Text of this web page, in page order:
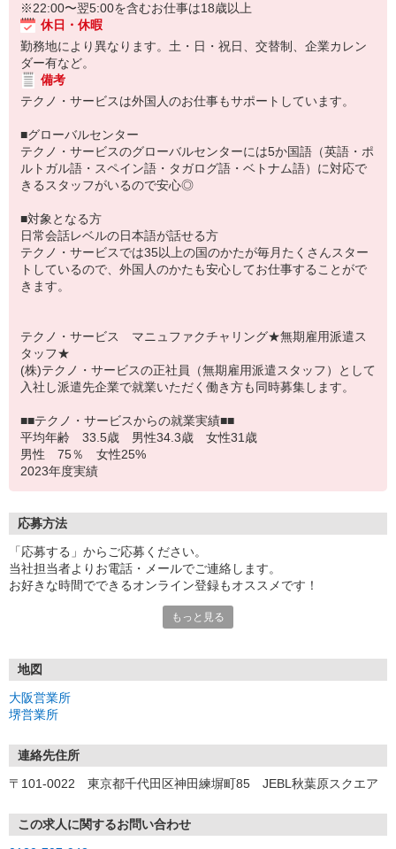
※22:00〜翌5:00を含むお仕事は18歳以上
休日・休暇
勤務地により異なります。土・日・祝日、交替制、企業カレン
ダー有など。
備考
テクノ・サービスは外国人のお仕事もサポートしています。
■グローバルセンター
テクノ・サービスのグローバルセンターには5か国語（英語・ポ
ルトガル語・スペイン語・タガログ語・ベトナム語）に対応で
きるスタッフがいるので安心◎
■対象となる方
日常会話レベルの日本語が話せる方
テクノ・サービスでは35以上の国のかたが毎月たくさんスター
トしているので、外国人のかたも安心してお仕事することがで
きます。
テクノ・サービス マニュファクチャリング★無期雇用派遣ス
タッフ★
(株)テクノ・サービスの正社員（無期雇用派遣スタッフ）として
入社し派遣先企業で就業いただく働き方も同時募集します。
■■テクノ・サービスからの就業実績■■
平均年齢 33.5歳 男性34.3歳 女性31歳
男性 75％ 女性25%
2023年度実績
応募方法
「応募する」からご応募ください。
当社担当者よりお電話・メールでご連絡します。
お好きな時間でできるオンライン登録もオススメです！
〒590-0075 大阪府堺市堺区南花田口町2-3-20 三共堺東ビル 4F
もっと見る
地図
大阪営業所
堺営業所
連絡先住所
〒101-0022 東京都千代田区神田練塀町85 JEBL秋葉原スクエア
この求人に関するお問い合わせ